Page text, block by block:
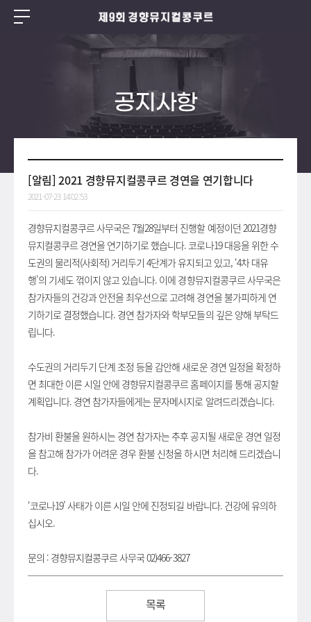
공지사항
[알림] 2021 경향뮤지컬콩쿠르 경연을 연기합니다
2021-07-23 14:02:53
경향뮤지컬콩쿠르 사무국은 7월28일부터 진행할 예정이던 2021경향
뮤지컬콩쿠르 경연을 연기하기로 했습니다. 코로나19 대응을 위한 수
도권의 물리적(사회적) 거리두기 4단계가 유지되고 있고, ‘4차 대유
행’의 기세도 꺾이지 않고 있습니다. 이에 경향뮤지컬콩쿠르 사무국은
참가자들의 건강과 안전을 최우선으로 고려해 경연을 불가피하게 연
기하기로 결정했습니다. 경연 참가자와 학부모들의 깊은 양해 부탁드
립니다.
수도권의 거리두기 단계 조정 등을 감안해 새로운 경연 일정을 확정하
면 최대한 이른 시일 안에 경향뮤지컬콩쿠르 홈페이지를 통해 공지할
계획입니다. 경연 참가자들에게는 문자메시지로 알려드리겠습니다.
참가비 환불을 원하시는 경연 참가자는 추후 공지될 새로운 경연 일정
을 참고해 참가가 어려운 경우 환불 신청을 하시면 처리해 드리겠습니
다.
‘코로나19’ 사태가 이른 시일 안에 진정되길 바랍니다. 건강에 유의하
십시오.
문의 : 경향뮤지컬콩쿠르 사무국 02)466-3827
목록